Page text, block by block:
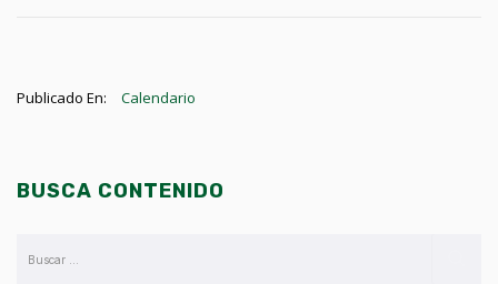
Publicado En: Calendario
BUSCA CONTENIDO